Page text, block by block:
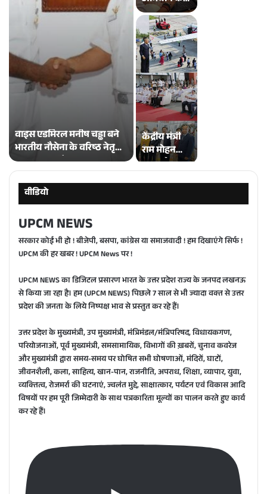
वाइस एडमिरल मनीष चड्ढा बने
भारतीय नौसेना के वरिष्ठ नेतृत्व
का मजबूत स्तंभ
तहत 75
शहरों ने साझा
किए भूजल
रिचार्ज के
सफल मॉडल
केंद्रीय मंत्री
राम मोहन
नायडू ने दमन
पहली उड़ान
‘लोकायन
2026’ के
आईएनएस
सुदर्शनी ने
‘परेड ऑफ
सेल’ में किया
भारत का
प्रतिनिधित्व
पीएम मोदी ने
तीसरे भारत-
वार्षिक
शिखर
सम्मेलन में
ऑस्ट्रेलिया के
प्रधानमंत्री
अल्बनीज से
रक्षा मंत्री
राजनाथ सिंह:
12 वर्षों में
भारत अभाव
से विकसित
राष्ट्र की ओर
बढ़ा
वीडियो
UPCM NEWS
सरकार कोई भी हो ! बीजेपी, बसपा, कांग्रेस या समाजवादी ! हम दिखाएंगे सिर्फ !
UPCM की हर खबर ! UPCM News पर !
UPCM NEWS का डिजिटल प्रसारण भारत के उत्तर प्रदेश राज्य के जनपद लखनऊ
से किया जा रहा है। हम (UPCM NEWS) पि‍छले 7 साल से भी ज्‍यादा वक्‍त से उत्तर
प्रदेश की जनता के लिये निष्‍पक्ष भाव से प्रस्‍तुत कर रहे हैं।
उत्तर प्रदेश के मुख्यमंत्री, उप मुख्यमंत्री, मंत्रिमंडल/मंत्रिपरिषद, विधायकगण,
परियोजनाओं, पूर्व मुख्यमंत्री, समसामायिक, विभागों की ख़बरों, चुनाव कवरेज
और मुख्यमंत्री द्वारा समय-समय पर घोषित सभी घोषणाओं, मंदिरों, घाटों,
जीवनशैली, कला, साहित्‍य, खान-पान, राजनीति, अपराध, शिक्षा, व्‍यापार, युवा,
व्‍यक्‍तित्‍व, रोजमर्रा की घटनाएं, ज्‍वलंत मुद्दे, साक्षात्‍कार, पर्यटन एवं विकास आदि
विषयों पर हम पूरी जिम्‍मेदारी के साथ पत्रकारिता मूल्‍यों का पालन करते हुए कार्य
कर रहे हैं।